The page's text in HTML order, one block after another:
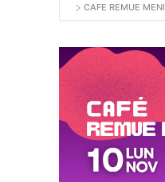
CAFE REMUE